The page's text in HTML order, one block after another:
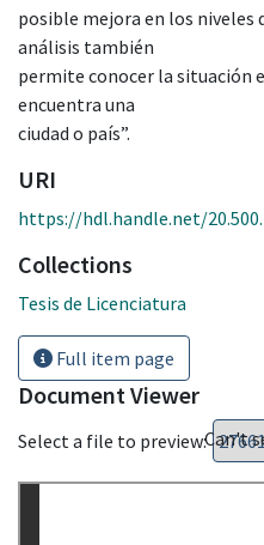
posible mejora en los niveles
análisis también
permite conocer la situación
encuentra una
ciudad o país”.
URI
https://hdl.handle.net/
Collections
Tesis de Licenciatura
Full item page
Document Viewer
Select a file to preview:Can't